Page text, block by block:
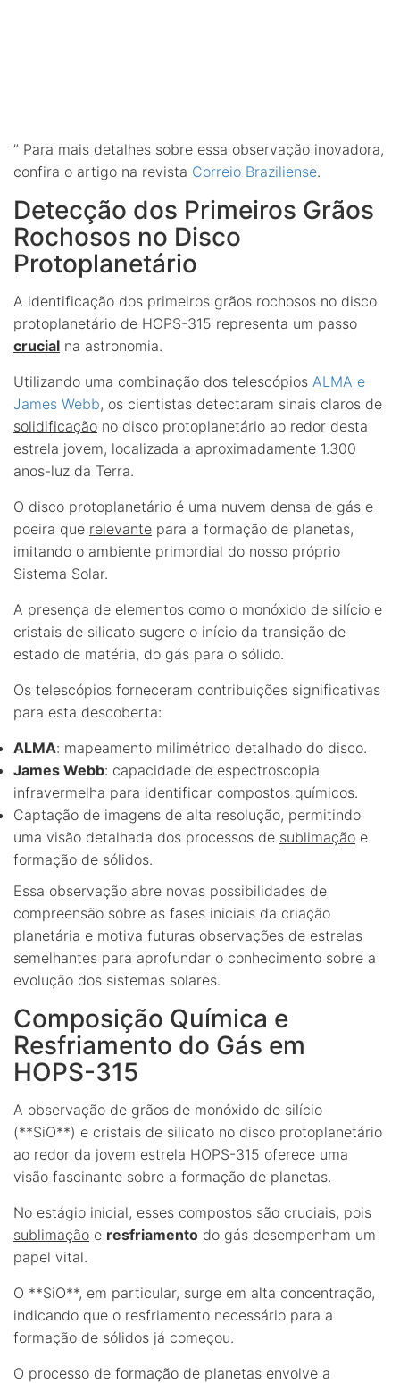
” Para mais detalhes sobre essa observação inovadora,
confira o artigo na revista Correio Braziliense.
Detecção dos Primeiros Grãos
Rochosos no Disco
Protoplanetário
A identificação dos primeiros grãos rochosos no disco
protoplanetário de HOPS-315 representa um passo
crucial na astronomia.
Utilizando uma combinação dos telescópios ALMA e
James Webb, os cientistas detectaram sinais claros de
solidificação no disco protoplanetário ao redor desta
estrela jovem, localizada a aproximadamente 1.300
anos-luz da Terra.
O disco protoplanetário é uma nuvem densa de gás e
poeira que relevante para a formação de planetas,
imitando o ambiente primordial do nosso próprio
Sistema Solar.
A presença de elementos como o monóxido de silício e
cristais de silicato sugere o início da transição de
estado de matéria, do gás para o sólido.
Os telescópios forneceram contribuições significativas
para esta descoberta:
ALMA: mapeamento milimétrico detalhado do disco.
James Webb: capacidade de espectroscopia
infravermelha para identificar compostos químicos.
Captação de imagens de alta resolução, permitindo
uma visão detalhada dos processos de sublimação e
formação de sólidos.
Essa observação abre novas possibilidades de
compreensão sobre as fases iniciais da criação
planetária e motiva futuras observações de estrelas
semelhantes para aprofundar o conhecimento sobre a
evolução dos sistemas solares.
Composição Química e
Resfriamento do Gás em
HOPS-315
A observação de grãos de monóxido de silício
(**SiO**) e cristais de silicato no disco protoplanetário
ao redor da jovem estrela HOPS-315 oferece uma
visão fascinante sobre a formação de planetas.
No estágio inicial, esses compostos são cruciais, pois
sublimação e resfriamento do gás desempenham um
papel vital.
O **SiO**, em particular, surge em alta concentração,
indicando que o resfriamento necessário para a
formação de sólidos já começou.
O processo de formação de planetas envolve a